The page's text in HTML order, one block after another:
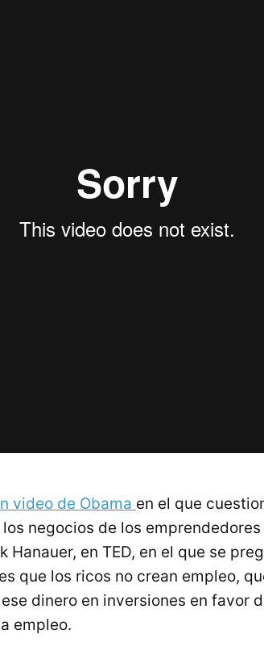
video de Obama en el que
negocios de los
Hanauer, en TED, en el que se
que los ricos no crean empleo,
dinero en inversiones en favor
empleo.